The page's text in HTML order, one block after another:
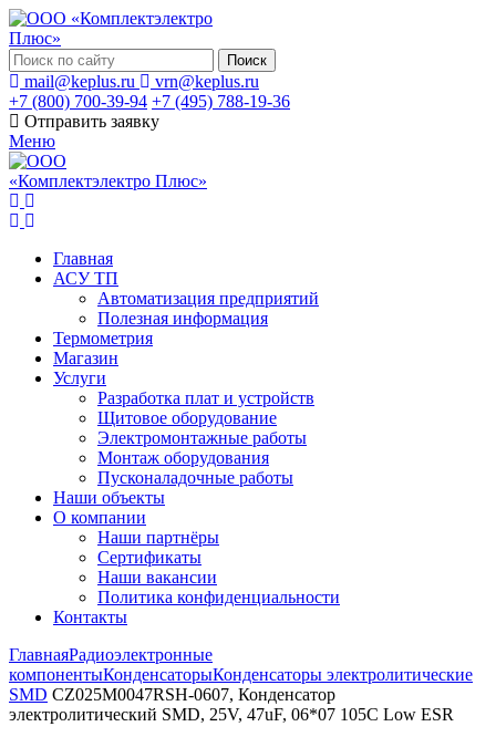
Поиск
mail@keplus.ru
vrn@keplus.ru
+7 (800) 700-39-94 +7 (495) 788-19-36
Отправить заявку
Меню
Главная
АСУ ТП
Автоматизация предприятий
Полезная информация
Термометрия
Магазин
Услуги
Разработка плат и устройств
Щитовое оборудование
Электромонтажные работы
Монтаж оборудования
Пусконаладочные работы
Наши объекты
О компании
Наши партнёры
Сертификаты
Наши вакансии
Политика конфиденциальности
Контакты
ГлавнаяРадиоэлектронные
компонентыКонденсаторыКонденсаторы электролитические
SMD CZ025M0047RSH-0607, Конденсатор
электролитический SMD, 25V, 47uF, 06*07 105C Low ESR